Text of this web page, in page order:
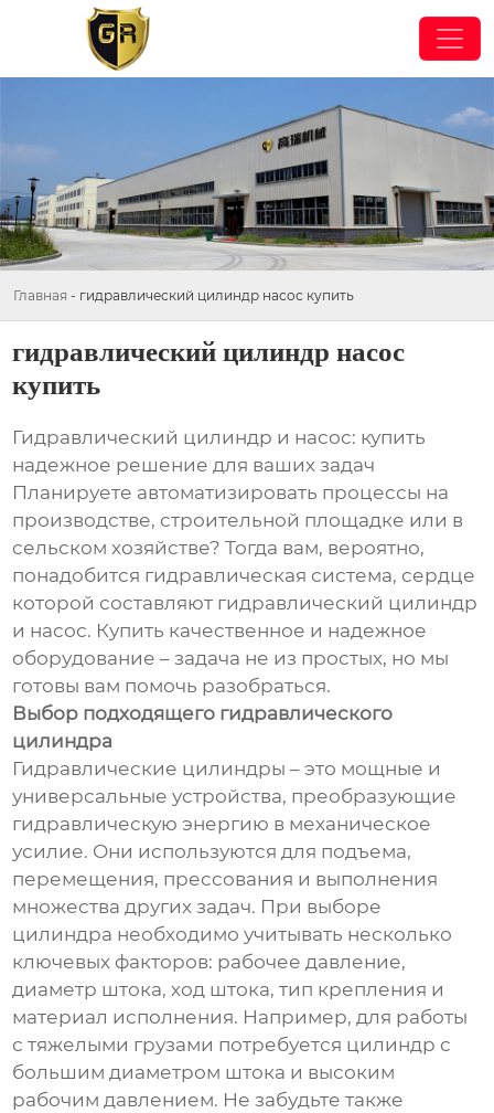
Главная - гидравлический цилиндр насос купить
гидравлический цилиндр насос
купить
Гидравлический цилиндр и насос: купить
надежное решение для ваших задач
Планируете автоматизировать процессы на
производстве, строительной площадке или в
сельском хозяйстве? Тогда вам, вероятно,
понадобится гидравлическая система, сердце
которой составляют гидравлический цилиндр
и насос. Купить качественное и надежное
оборудование – задача не из простых, но мы
готовы вам помочь разобраться.
Выбор подходящего гидравлического
цилиндра
Гидравлические цилиндры – это мощные и
универсальные устройства, преобразующие
гидравлическую энергию в механическое
усилие. Они используются для подъема,
перемещения, прессования и выполнения
множества других задач. При выборе
цилиндра необходимо учитывать несколько
ключевых факторов: рабочее давление,
диаметр штока, ход штока, тип крепления и
материал исполнения. Например, для работы
с тяжелыми грузами потребуется цилиндр с
большим диаметром штока и высоким
рабочим давлением. Не забудьте также